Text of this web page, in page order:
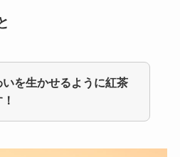
を生かせるように紅茶